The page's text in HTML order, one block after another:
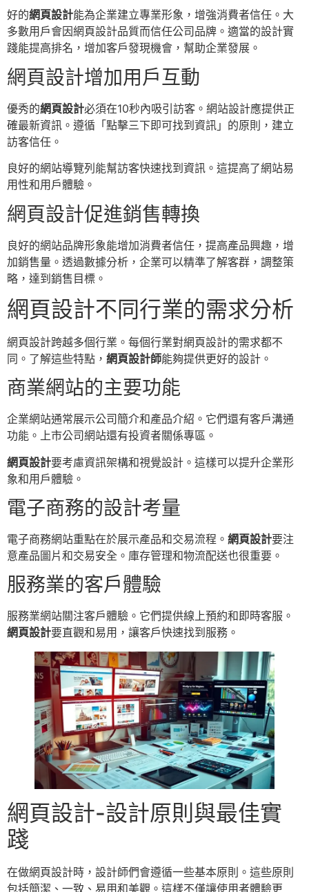
好的網頁設計能為企業建立專業形象，增強消費者信任。大
多數用戶會因網頁設計品質而信任公司品牌。適當的設計實
踐能提高排名，增加客戶發現機會，幫助企業發展。
網頁設計增加用戶互動
優秀的網頁設計必須在10秒內吸引訪客。網站設計應提供正
確最新資訊。遵循「點擊三下即可找到資訊」的原則，建立
訪客信任。
良好的網站導覽列能幫訪客快速找到資訊。這提高了網站易
用性和用戶體驗。
網頁設計促進銷售轉換
良好的網站品牌形象能增加消費者信任，提高產品興趣，增
加銷售量。透過數據分析，企業可以精準了解客群，調整策
略，達到銷售目標。
網頁設計不同行業的需求分析
網頁設計跨越多個行業。每個行業對網頁設計的需求都不
同。了解這些特點， 網頁設計師能夠提供更好的設計。
商業網站的主要功能
企業網站通常展示公司簡介和產品介紹。它們還有客戶溝通
功能。上市公司網站還有投資者關係專區。
網頁設計要考慮資訊架構和視覺設計。這樣可以提升企業形
象和用戶體驗。
電子商務的設計考量
電子商務網站重點在於展示產品和交易流程。 網頁設計要注
意產品圖片和交易安全。庫存管理和物流配送也很重要。
服務業的客戶體驗
服務業網站關注客戶體驗。它們提供線上預約和即時客服。
網頁設計要直觀和易用，讓客戶快速找到服務。
網頁設計-設計原則與最佳實
踐
在做網頁設計時，設計師們會遵循一些基本原則。這些原則
包括簡潔、一致、易用和美觀。這樣不僅讓使用者體驗更